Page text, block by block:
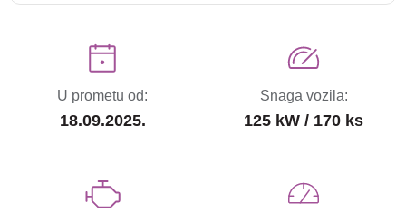
U prometu od:
18.09.2025.
Snaga vozila:
125 kW / 170 ks